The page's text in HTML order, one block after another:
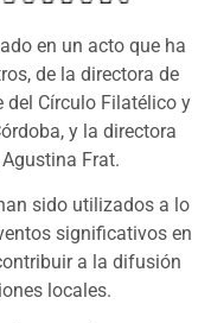
en un acto que ha
de la directora de
del Círculo Filatélico y
y la directora
Frat.
sido utilizados a lo
significativos en
a la difusión
locales.